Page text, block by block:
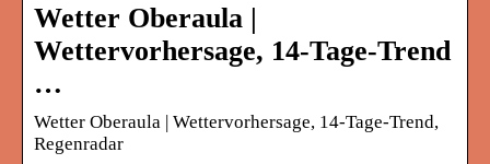
Wetter Oberaula |
Wettervorhersage, 14-Tage-Trend
…
Wetter Oberaula | Wettervorhersage, 14-Tage-Trend,
Regenradar